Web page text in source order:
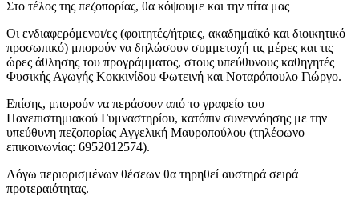
Στο τέλος της πεζοπορίας, θα κόψουμε και την πίτα μας
Οι ενδιαφερόμενοι/ες (φοιτητές/ήτριες, ακαδημαϊκό και διοικητικό
προσωπικό) μπορούν να δηλώσουν συμμετοχή τις μέρες και τις
ώρες άθλησης του προγράμματος, στους υπεύθυνους καθηγητές
Φυσικής Αγωγής Κοκκινίδου Φωτεινή και Νοταρόπουλο Γιώργο.
Επίσης, μπορούν να περάσουν από το γραφείο του
Πανεπιστημιακού Γυμναστηρίου, κατόπιν συνεννόησης με την
υπεύθυνη πεζοπορίας Αγγελική Μαυροπούλου (τηλέφωνο
επικοινωνίας: 6952012574).
Λόγω περιορισμένων θέσεων θα τηρηθεί αυστηρά σειρά
προτεραιότητας.